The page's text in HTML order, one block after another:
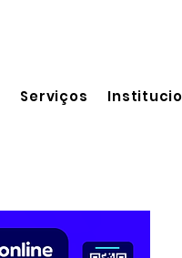
Serviços